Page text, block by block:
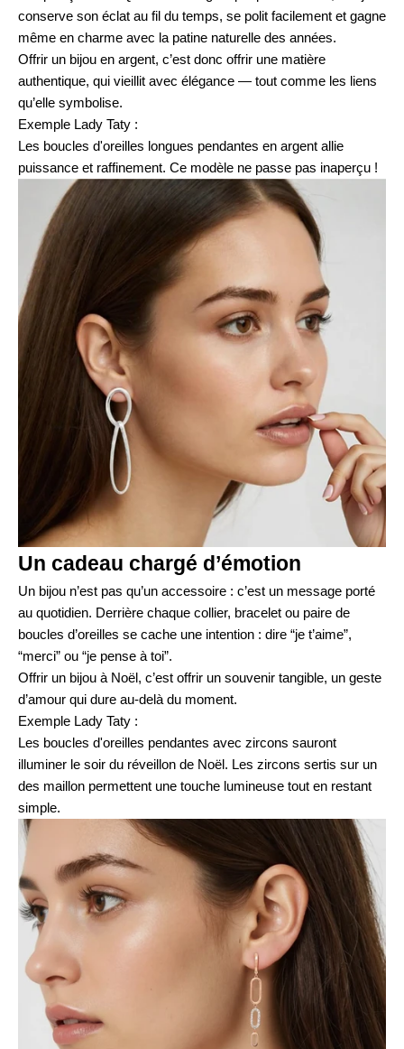
conserve son éclat au fil du temps, se polit facilement et gagne
même en charme avec la patine naturelle des années.
Offrir un bijou en argent, c’est donc offrir une matière
authentique, qui vieillit avec élégance — tout comme les liens
qu’elle symbolise.
Exemple Lady Taty :
Les boucles d'oreilles longues pendantes en argent allie
puissance et raffinement. Ce modèle ne passe pas inaperçu !
Un cadeau chargé d’émotion
Un bijou n’est pas qu’un accessoire : c’est un message porté
au quotidien. Derrière chaque collier, bracelet ou paire de
boucles d’oreilles se cache une intention : dire “je t’aime”,
“merci” ou “je pense à toi”.
Offrir un bijou à Noël, c’est offrir un souvenir tangible, un geste
d’amour qui dure au-delà du moment.
Exemple Lady Taty :
Les boucles d'oreilles pendantes avec zircons sauront
illuminer le soir du réveillon de Noël. Les zircons sertis sur un
des maillon permettent une touche lumineuse tout en restant
simple.